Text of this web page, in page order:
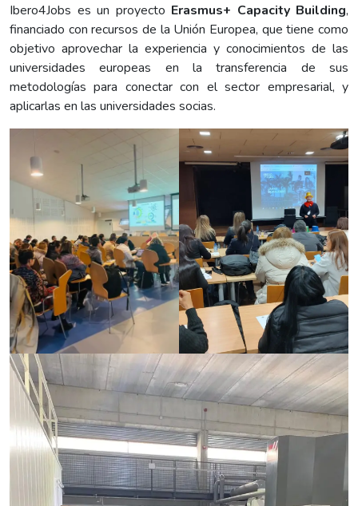
Ibero4Jobs es un proyecto Erasmus+ Capacity Building,
financiado con recursos de la Unión Europea, que tiene como
objetivo aprovechar la experiencia y conocimientos de las
universidades europeas en la transferencia de sus
metodologías para conectar con el sector empresarial, y
aplicarlas en las universidades socias.